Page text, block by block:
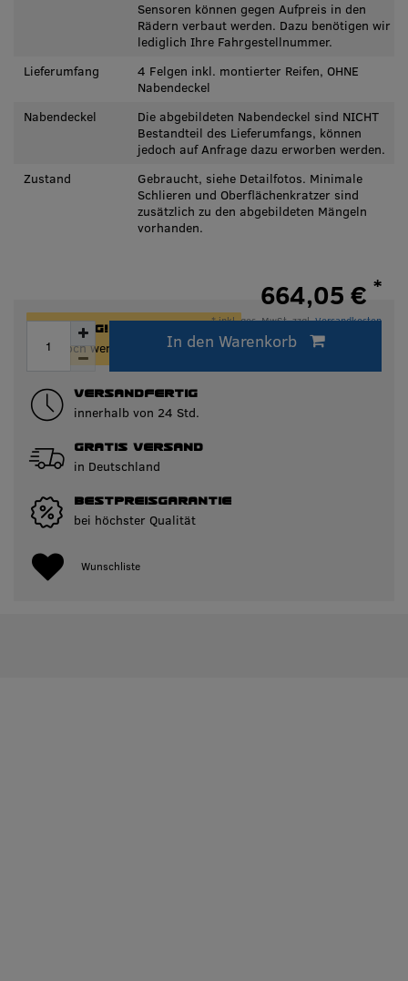
Sensoren können gegen Aufpreis in den
Rädern verbaut werden. Dazu benötigen wir
lediglich Ihre Fahrgestellnummer.
Lieferumfang
4 Felgen inkl. montierter Reifen, OHNE
Nabendeckel
Nabendeckel
Die abgebildeten Nabendeckel sind NICHT
Bestandteil des Lieferumfangs, können
jedoch auf Anfrage dazu erworben werden.
Zustand
Gebraucht, siehe Detailfotos. Minimale
Schlieren und Oberflächenkratzer sind
zusätzlich zu den abgebildeten Mängeln
vorhanden.
VERSANDFERTIG
innerhalb von 24 Std.
GRATIS VERSAND
in Deutschland
BESTPREISGARANTIE
bei höchster Qualität
Wunschliste
ACHTUNG!
Nur noch wenige Artikel auf Lager!
664,05 € *
* inkl. ges. MwSt. zzgl.Versandkosten
Innerhalb von 24h versandfertig.
In den Warenkorb